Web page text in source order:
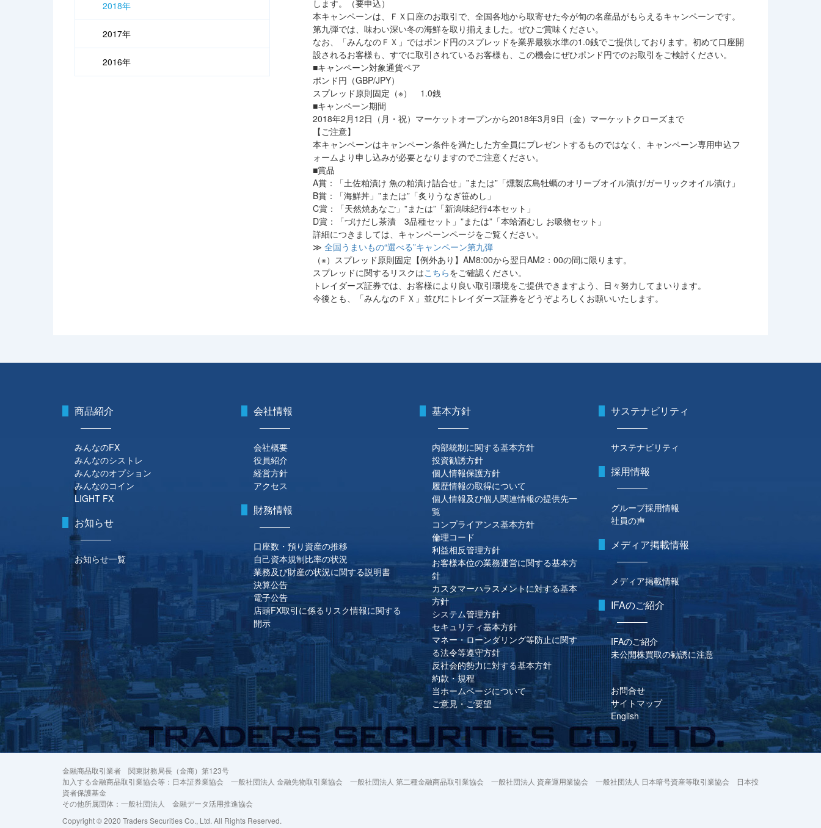
します。（要申込）
本キャンペーンは、ＦＸ口座のお取引で、全国各地から取寄せた今が旬の名産品がもらえるキャンペーンです。
第九弾では、味わい深い冬の海鮮を取り揃えました。ぜひご賞味ください。
なお、「みんなのＦＸ」ではポンド円のスプレッドを業界最狭水準の1.0銭でご提供しております。初めて口座開
設されるお客様も、すでに取引されているお客様も、この機会にぜひポンド円でのお取引をご検討ください。
■キャンペーン対象通貨ペア
ポンド円（GBP/JPY）
スプレッド原則固定（※） 1.0銭
■キャンペーン期間
2018年2月12日（月・祝）マーケットオープンから2018年3月9日（金）マーケットクローズまで
【ご注意】
本キャンペーンはキャンペーン条件を満たした方全員にプレゼントするものではなく、キャンペーン専用申込フ
ォームより申し込みが必要となりますのでご注意ください。
■賞品
A賞：「土佐粕漬け 魚の粕漬け詰合せ」”または”「燻製広島牡蠣のオリーブオイル漬け/ガーリックオイル漬け」
B賞：「海鮮丼」”または”「炙りうなぎ笹めし」
C賞：「天然焼あなご」”または”「新潟味紀行4本セット」
D賞：「づけだし茶漬 3品種セット」”または”「本蛤酒むし お吸物セット」
詳細につきましては、キャンペーンページをご覧ください。
≫ 全国うまいもの“選べる”キャンペーン第九弾
（※）スプレッド原則固定【例外あり】AM8:00から翌日AM2：00の間に限ります。
スプレッドに関するリスクはこちらをご確認ください。
トレイダーズ証券では、お客様により良い取引環境をご提供できますよう、日々努力してまいります。
今後とも、「みんなのＦＸ」並びにトレイダーズ証券をどうぞよろしくお願いいたします。
2018年
2017年
2016年
商品紹介
みんなのFX
みんなのシストレ
みんなのオプション
みんなのコイン
LIGHT FX
お知らせ
お知らせ一覧
会社情報
会社概要
役員紹介
経営方針
アクセス
財務情報
口座数・預り資産の推移
自己資本規制比率の状況
業務及び財産の状況に関する説明書
決算公告
電子公告
店頭FX取引に係るリスク情報に関する
開示
基本方針
内部統制に関する基本方針
投資勧誘方針
個人情報保護方針
履歴情報の取得について
個人情報及び個人関連情報の提供先一
覧
コンプライアンス基本方針
倫理コード
利益相反管理方針
お客様本位の業務運営に関する基本方
針
カスタマーハラスメントに対する基本
方針
システム管理方針
セキュリティ基本方針
マネー・ローンダリング等防止に関す
る法令等遵守方針
反社会的勢力に対する基本方針
約款・規程
当ホームページについて
ご意見・ご要望
サステナビリティ
サステナビリティ
採用情報
グループ採用情報
社員の声
メディア掲載情報
メディア掲載情報
IFAのご紹介
IFAのご紹介
未公開株買取の勧誘に注意
お問合せ
サイトマップ
English
金融商品取引業者 関東財務局長（金商）第123号
加入する金融商品取引業協会等：日本証券業協会 一般社団法人 金融先物取引業協会 一般社団法人 第二種金融商品取引業協会 一般社団法人 資産運用業協会 一般社団法人 日本暗号資産等取引業協会 日本投
資者保護基金
その他所属団体：一般社団法人 金融データ活用推進協会
Copyright © 2020 Traders Securities Co., Ltd. All Rights Reserved.